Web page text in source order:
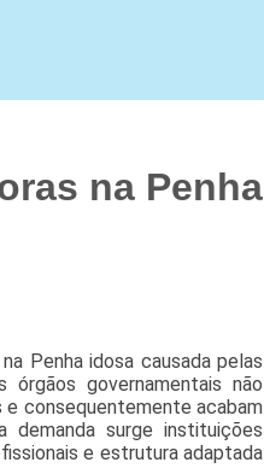
na Penha
Penha idosa causada pelas
governamentais não
consequentemente acabam
surge instituições
e estrutura adaptada